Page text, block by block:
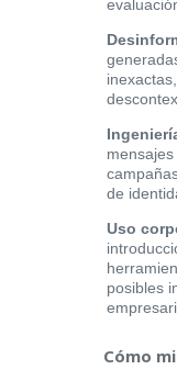
de
Uso
posibles
Cómo